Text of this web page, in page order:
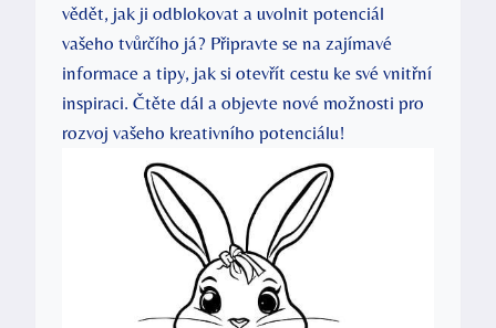
vědět, jak ji ⁣odblokovat a ‌uvolnit potenciál⁣
vašeho tvůrčího já? Připravte se na⁤ zajímavé
informace a⁤ tipy, jak ​si ⁤otevřít cestu ke své vnitřní
inspiraci. Čtěte dál a objevte nové možnosti pro
rozvoj vašeho kreativního potenciálu!